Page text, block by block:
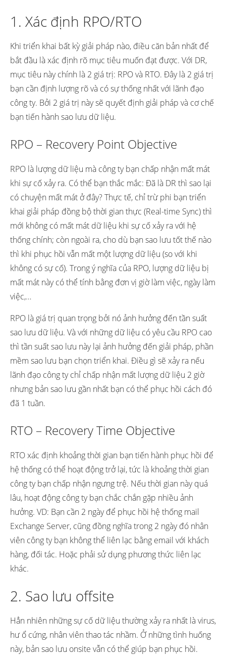
1. Xác định RPO/RTO
Khi triển khai bất kỳ giải pháp nào, điều căn bản nhất để
bắt đầu là xác định rõ mục tiêu muốn đạt được. Với DR,
mục tiêu này chính là 2 giá trị: RPO và RTO. Đây là 2 giá trị
bạn cần định lượng rõ và có sự thống nhất với lãnh đạo
công ty. Bởi 2 giá trị này sẽ quyết định giải pháp và cơ chế
bạn tiến hành sao lưu dữ liệu.
RPO – Recovery Point Objective
RPO là lượng dữ liệu mà công ty bạn chấp nhận mất mát
khi sự cố xảy ra. Có thể bạn thắc mắc: Đã là DR thì sao lại
có chuyện mất mát ở đây? Thực tế, chỉ trừ phi bạn triển
khai giải pháp đồng bộ thời gian thực (Real-time Sync) thì
mới không có mất mát dữ liệu khi sự cố xảy ra với hệ
thống chính; còn ngoài ra, cho dù bạn sao lưu tốt thế nào
thì khi phục hồi vẫn mất một lượng dữ liệu (so với khi
không có sự cố). Trong ý nghĩa của RPO, lượng dữ liệu bị
mất mát này có thể tính bằng đơn vị giờ làm việc, ngày làm
việc,…
RPO là giá trị quan trọng bởi nó ảnh hưởng đến tần suất
sao lưu dữ liệu. Và với những dữ liệu có yêu cầu RPO cao
thì tần suất sao lưu này lại ảnh hưởng đến giải pháp, phần
mềm sao lưu bạn chọn triển khai. Điều gì sẽ xảy ra nếu
lãnh đạo công ty chỉ chấp nhận mất lượng dữ liệu 2 giờ
nhưng bản sao lưu gần nhất bạn có thể phục hồi cách đó
đã 1 tuần.
RTO – Recovery Time Objective
RTO xác định khoảng thời gian bạn tiến hành phục hồi để
hệ thống có thể hoạt động trở lại, tức là khoảng thời gian
công ty bạn chấp nhận ngưng trệ. Nếu thời gian này quá
lâu, hoạt động công ty bạn chắc chắn gặp nhiều ảnh
hưởng. VD: Bạn cần 2 ngày để phục hồi hệ thống mail
Exchange Server, cũng đồng nghĩa trong 2 ngày đó nhân
viên công ty bạn không thể liên lạc bằng email với khách
hàng, đối tác. Hoặc phải sử dụng phương thức liên lạc
khác.
2. Sao lưu offsite
Hẳn nhiên những sự cố dữ liệu thường xảy ra nhất là virus,
hư ổ cứng, nhân viên thao tác nhầm. Ở những tình huống
này, bản sao lưu onsite vẫn có thể giúp bạn phục hồi.